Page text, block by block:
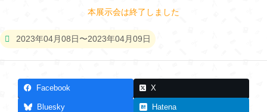
本展示会は終了しました
2023年04月08日〜2023年04月09日
Facebook X
Bluesky Hatena